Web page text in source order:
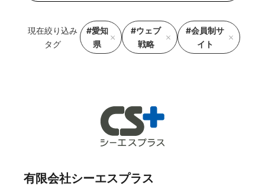
現在絞り込み
タグ
#愛知
県
#ウェブ
戦略
#会員制サ
イト
有限会社シーエスプラス